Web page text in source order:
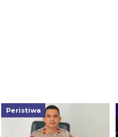
Peristiwa